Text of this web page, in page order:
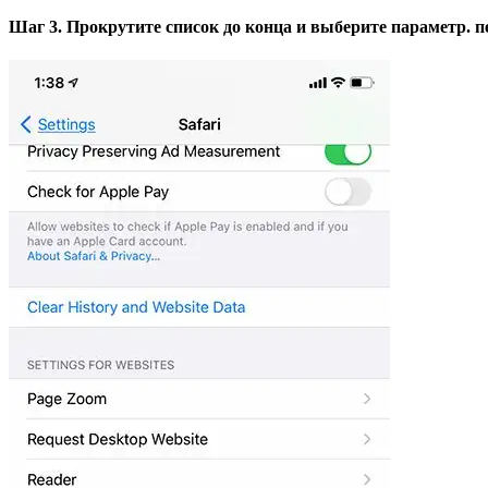
Шаг 3. Прокрутите список до конца и выберите параметр.